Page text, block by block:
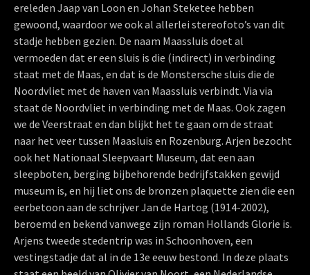
ereleden Jaap van Loon en Johan Steketee hebben
gewoond, waardoor we ook al allerlei stereofoto’s van dit
stadje hebben gezien. De naam Maassluis doet al
vermoeden dat er een sluis is die (indirect) in verbinding
staat met de Maas, en dat is de Monstersche sluis die de
Noordvliet met de haven van Maassluis verbindt. Via via
staat de Noordvliet in verbinding met de Maas. Ook zagen
we de Veerstraat en dan blijkt het te gaan om de straat
naar het veer tussen Maasluis en Rozenburg. Arjen bezocht
ook het Nationaal Sleepvaart Museum, dat een aan
sleepboten, berging bijbehorende bedrijfstakken gewijd
museum is, en hij liet ons de bronzen plaquette zien die een
eerbetoon aan de schrijver Jan de Hartog (1914-2002),
beroemd en bekend vanwege zijn roman Hollands Glorie is.
Arjens tweede stedentrip was in Schoonhoven, een
vestingstadje dat al in de 13e eeuw bestond. In deze plaats